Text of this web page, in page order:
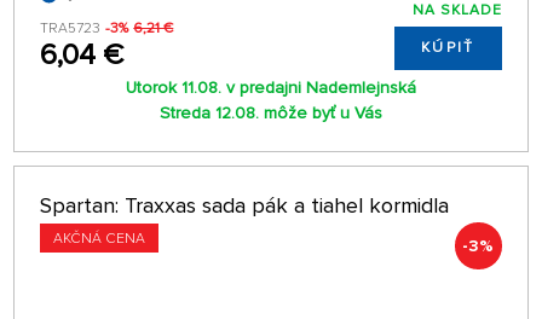
TRA5723 -3% 6,21 €
6,04 €
NA SKLADE
KÚPIŤ
Utorok 11.08. v predajni Nademlejnská
Streda 12.08. môže byť u Vás
Spartan: Traxxas sada pák a tiahel kormidla
AKČNÁ CENA -3%